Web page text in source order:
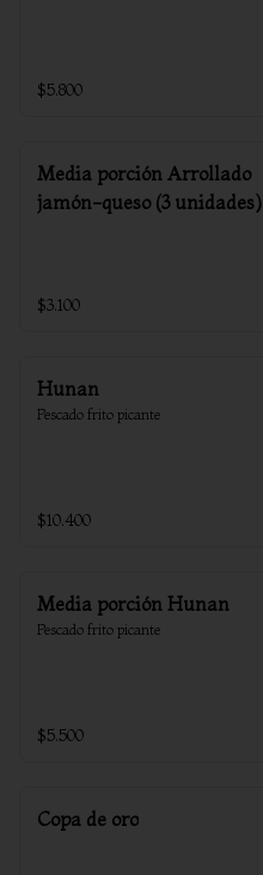
$5.800
Media porción Arrollado
jamón-queso (3 unidades)
$3.100
Hunan
Pescado frito picante
$10.400
Media porción Hunan
Pescado frito picante
$5.500
Copa de oro